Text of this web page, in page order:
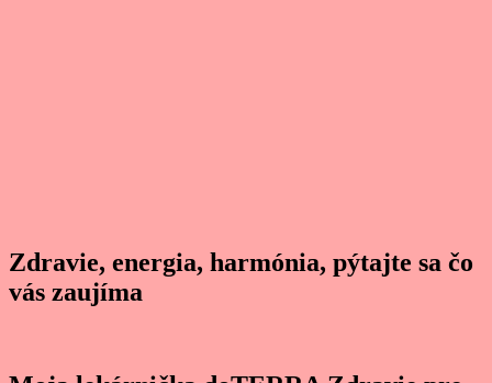
Zdravie, energia, harmónia, pýtajte sa čo
vás zaujíma